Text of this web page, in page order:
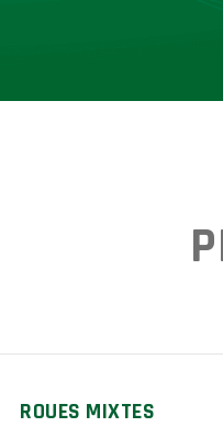
ROUES MIXTES